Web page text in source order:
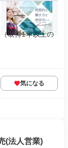
取得1年以上の
気になる
(法人営業)